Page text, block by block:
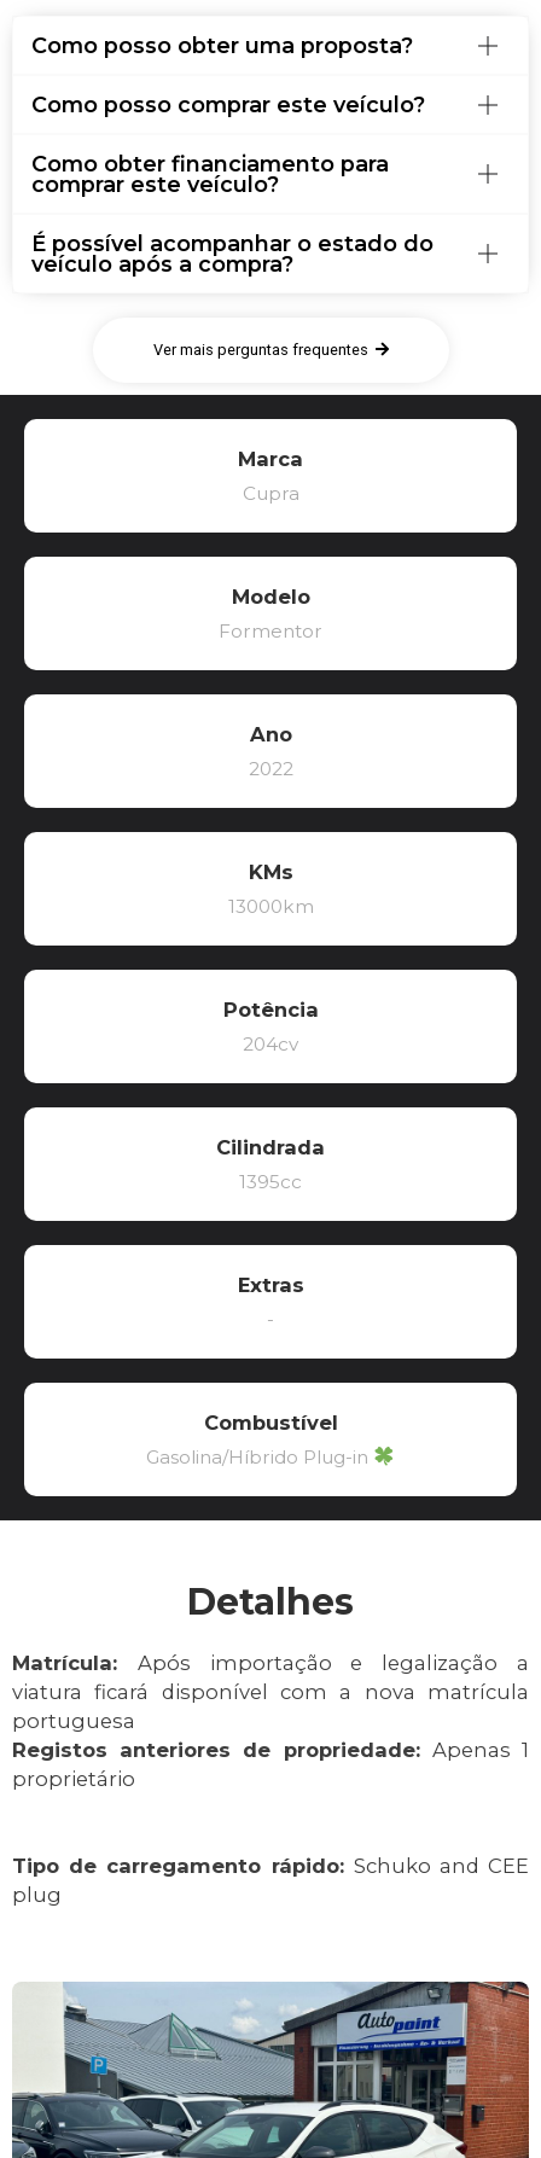
Como posso obter uma proposta?
Como posso comprar este veículo?
Como obter financiamento para
comprar este veículo?
É possível acompanhar o estado do
veículo após a compra?
Ver mais perguntas frequentes
Marca
Cupra
Modelo
Formentor
Ano
2022
KMs
13000km
Potência
204cv
Cilindrada
1395cc
Extras
-
Combustível
Gasolina/Híbrido Plug-in
Detalhes
Matrícula: Após importação e legalização a
viatura ficará disponível com a nova matrícula
portuguesa
Registos anteriores de propriedade: Apenas 1
proprietário
Tipo de carregamento rápido: Schuko and CEE
plug